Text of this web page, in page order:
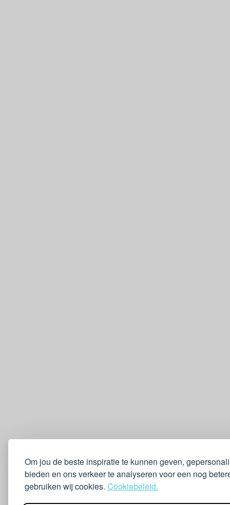
Om jou de beste inspiratie te kunnen geven,
bieden en ons verkeer te analyseren voor een nog
gebruiken wij cookies. Cookiebeleid.